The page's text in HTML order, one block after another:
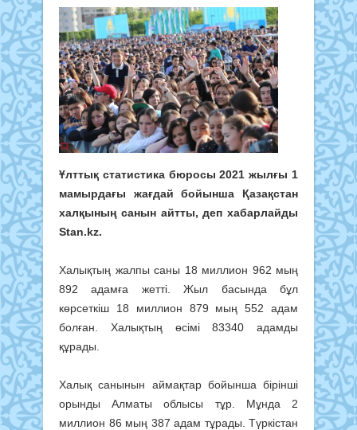
Ұлттық статистика бюросы 2021 жылғы 1
мамырдағы жағдай бойынша Қазақстан
халқының санын айтты, деп хабарлайды
Stan.kz.
Халықтың жалпы саны 18 миллион 962 мың
892 адамға жетті. Жыл басында бұл
көрсеткіш 18 миллион 879 мың 552 адам
болған. Халықтың өсімі 83340 адамды
құрады.
Халық санынын аймақтар бойынша бірінші
орынды Алматы облысы тұр. Мұнда 2
миллион 86 мың 387 адам тұрады. Түркістан